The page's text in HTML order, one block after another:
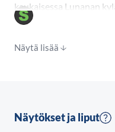
kaukaisessa Lunanan
päivän patikkamatka
Tuskaisen matkan
alkeellinen elämä.
ehdokkaana parhaana
Näytä lisää
Näytökset ja liput